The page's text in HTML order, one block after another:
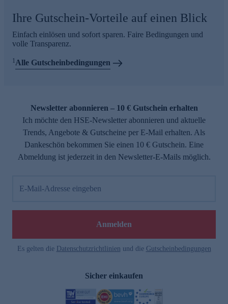
Ihre Gutschein-Vorteile auf einen Blick
Einfach einlösen und sofort sparen. Faire Bedingungen und
volle Transparenz.
1Alle Gutscheinbedingungen
Newsletter abonnieren – 10 € Gutschein erhalten
Ich möchte den HSE-Newsletter abonnieren und aktuelle
Trends, Angebote & Gutscheine per E-Mail erhalten. Als
Dankeschön bekommen Sie einen 10 € Gutschein. Eine
Abmeldung ist jederzeit in den Newsletter-E-Mails möglich.
E-Mail-Adresse eingeben
Anmelden
Es gelten die Datenschutzrichtlinien und die Gutscheinbedingungen
Sicher einkaufen